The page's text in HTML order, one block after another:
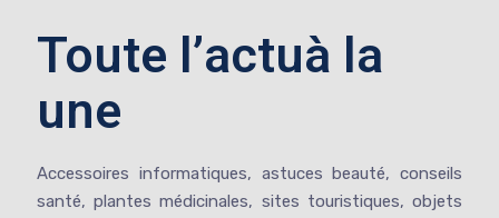
Toute l’actuà la
une
Accessoires informatiques, astuces beauté, conseils
santé, plantes médicinales, sites touristiques, objets